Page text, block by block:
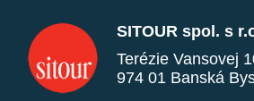
SITOUR spol. s
Terézie Vansovej
974 01 Banská